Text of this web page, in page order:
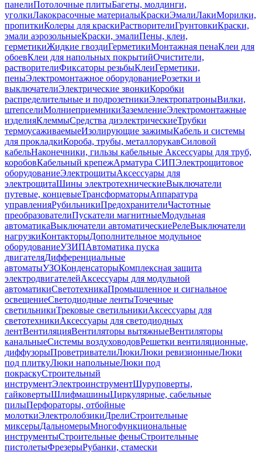
панелиПотолочные плитыБагеты, молдинги,
уголкиЛакокрасочные материалыКраскиЭмалиЛакиМорилки,
пропиткиКолеры для краскиРастворителиГрунтовкиКраски,
эмали аэрозольныеКраски, эмалиПены, клеи,
герметикиЖидкие гвоздиГерметикиМонтажная пенаКлеи для
обоевКлеи для напольных покрытийОчистители,
растворителиФиксаторы резьбыКлеиГерметики,
пеныЭлектромонтажное оборудованиеРозетки и
выключателиЭлектрические звонкиКоробки
распределительные и подрозетникиЭлектропатроныВилки,
штепселиМолниеприемникиЗаземлениеЭлектромонтажные
изделияКлеммыСредства диэлектрическиеТрубки
термоусаживаемыеИзолирующие зажимыКабель и системы
для прокладкиКороба, трубы, металлорукавСиловой
кабельНаконечники, гильзы кабельные Аксессуары для труб,
коробовКабельный крепежАрматура СИПЭлектрощитовое
оборудованиеЭлектрощитыАксессуары для
электрощитаШины электротехническиеВыключатели
путевые, концевыеТрансформаторыАппаратура
управленияРубильникиПредохранителиЧастотные
преобразователиПускатели магнитныеМодульная
автоматикаВыключатели автоматическиеРелеВыключатели
нагрузкиКонтакторыДополнительное модульное
оборудованиеУЗИПАвтоматика пуска
двигателяДифференциальные
автоматыУЗОКонденсаторыКомплексная защита
электродвигателейАксессуары для модульной
автоматикиСветотехникаПромышленное и сигнальное
освещениеСветодиодные лентыТочечные
светильникиТрековые светильникиАксессуары для
светотехникиАксессуары для светодиодных
лентВентиляцияВентиляторы вытяжныеВентиляторы
канальныеСистемы воздуховодовРешетки вентиляционные,
диффузорыПроветривателиЛюкиЛюки ревизионныеЛюки
под плиткуЛюки напольныеЛюки под
покраскуСтроительный
инструментЭлектроинструментШуруповерты,
гайковертыШлифмашиныЦиркулярные, сабельные
пилыПерфораторы, отбойные
молоткиЭлектролобзикиДрелиСтроительные
миксерыДальномерыМногофункциональные
инструментыСтроительные феныСтроительные
пистолетыФрезерыРубанки, стамески